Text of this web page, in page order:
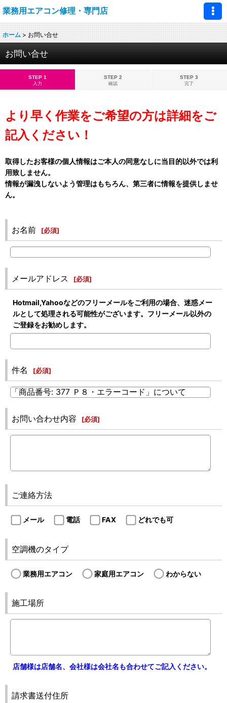
業務用エアコン修理・専門店
ホーム > お問い合せ
お問い合せ
STEP 1
入力
STEP 2
確認
STEP 3
完了
より早く作業をご希望の方は詳細をご
記入ください！
取得したお客様の個人情報はご本人の同意なしに当目的以外では利
用致しません。
情報が漏洩しないよう管理はもちろん、第三者に情報を提供しませ
ん。
お名前 [必須]
メールアドレス [必須]
Hotmail,Yahooなどのフリーメールをご利用の場合、迷惑メー
ルとして処理される可能性がございます。フリーメール以外の
ご登録をお勧めします。
件名 [必須]
お問い合わせ内容 [必須]
ご連絡方法
メール 電話 FAX どれでも可
空調機のタイプ
業務用エアコン 家庭用エアコン わからない
施工場所
店舗様は店舗名、会社様は会社名も合わせてご記入ください。
請求書送付住所